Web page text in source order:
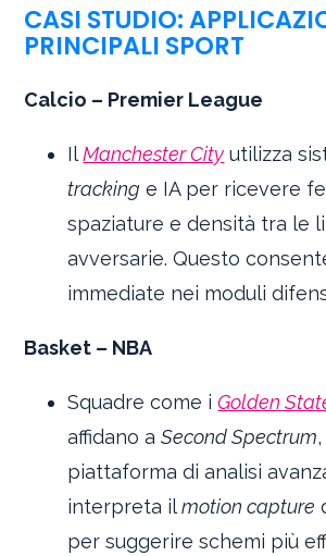
CASI STUDIO:
PRINCIPALI SPORT
Calcio – Premier League
IlManchester City utilizza
tracking e IA per ricevere
spaziature e densità tra le
avversarie. Questo
immediate nei moduli
Basket – NBA
Squadre come iGolden
affidano aSecond Spectrum
piattaforma di analisi
interpreta ilmotion capture
per suggerire schemi più